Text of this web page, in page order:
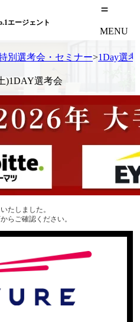
エージェント
MENU
別選考会・セミナー>1Day選考
)1DAY選考会
たしました。
らご確認ください。